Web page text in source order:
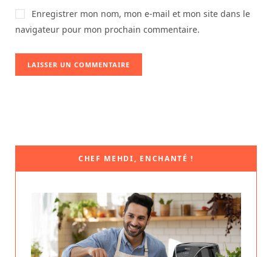
Enregistrer mon nom, mon e-mail et mon site dans le
navigateur pour mon prochain commentaire.
CHEF MEHDI, ENCHANTÉ !